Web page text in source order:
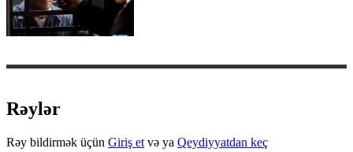
Rəylər
Rəy bildirmək üçün Giriş et və ya Qeydiyyatdan keç